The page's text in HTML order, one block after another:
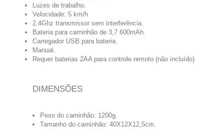
Luzes de trabalho.
Velocidade: 5 km/h
2.4Ghz transmissor sem interferência.
Bateria para caminhão de 3,7 600mAh.
Carregador USB para bateria.
Manual.
Requer baterias 2AA para controle remoto (não incluído)
DIMENSÕES
Peso do caminhão: 1200g.
Tamanho do caminhão: 40X12X12,5cm